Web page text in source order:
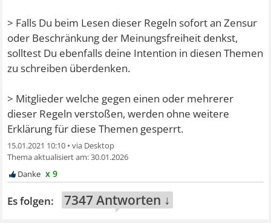
> Falls Du beim Lesen dieser Regeln sofort an Zensur
oder Beschränkung der Meinungsfreiheit denkst,
solltest Du ebenfalls deine Intention in diesen Themen
zu schreiben überdenken.
> Mitglieder welche gegen einen oder mehrerer
dieser Regeln verstoßen, werden ohne weitere
Erklärung für diese Themen gesperrt.
15.01.2021 10:10 •
30.01.2026
x 9
7347 Antworten ↓